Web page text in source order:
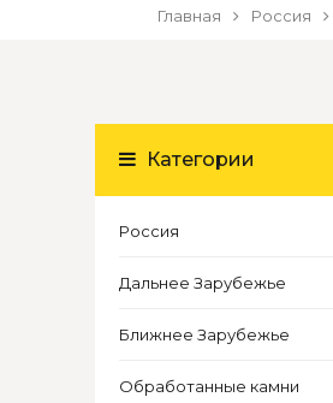
Главная Россия
Категории
Россия
Дальнее Зарубежье
Ближнее Зарубежье
Обработанные камни